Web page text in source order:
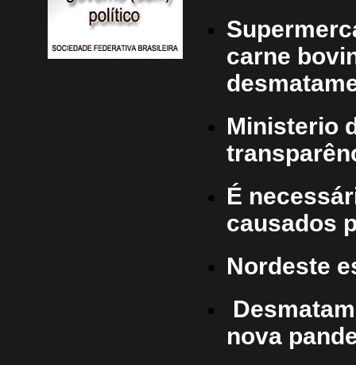
carne
Ministerio
É
causados
Nordeste
nova